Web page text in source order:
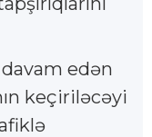
edən
keçiriləcəyi